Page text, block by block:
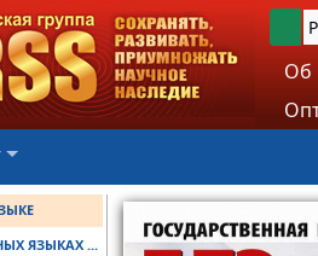
Об
ЯЗЫКАХ ...